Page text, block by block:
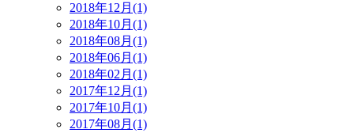
2018年12月(1)
2018年10月(1)
2018年08月(1)
2018年06月(1)
2018年02月(1)
2017年12月(1)
2017年10月(1)
2017年08月(1)